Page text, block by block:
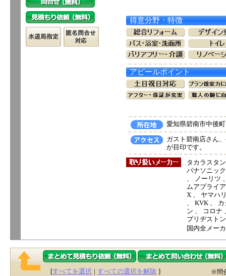
得意分野・特徴
アピールポイント
愛知県碧南市中後
ガスト碧南店さん
が目印です。
タカラスタ
パナソニッ
、 ノーリツ
ムアプライ
X 、 ヤマハ
、 KVK 、
ン 、 コロナ
ブリヂストン
国内全メー
[すべてを選択 | すべての選択を解除 ] ※問